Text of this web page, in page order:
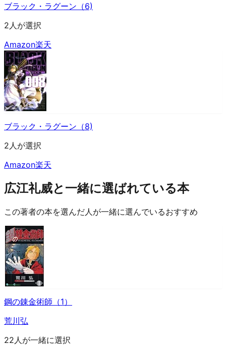
ブラック・ラグーン（6)
2人が選択
Amazon楽天
ブラック・ラグーン（8)
2人が選択
Amazon楽天
広江礼威と一緒に選ばれている本
この著者の本を選んだ人が一緒に選んでいるおすすめ
鋼の錬金術師（1）
荒川弘
22人が一緒に選択